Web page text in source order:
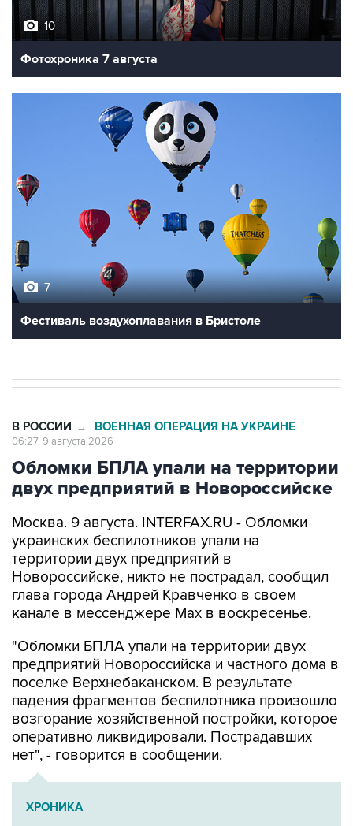
10
Фотохроника 7 августа
7
Фестиваль воздухоплавания в Бристоле
В РОССИИ → ВОЕННАЯ ОПЕРАЦИЯ НА УКРАИНЕ
06:27, 9 августа 2026
Обломки БПЛА упали на территории
двух предприятий в Новороссийске
Москва. 9 августа. INTERFAX.RU - Обломки
украинских беспилотников упали на
территории двух предприятий в
Новороссийске, никто не пострадал, сообщил
глава города Андрей Кравченко в своем
канале в мессенджере Max в воскресенье.
"Обломки БПЛА упали на территории двух
предприятий Новороссийска и частного дома в
поселке Верхнебаканском. В результате
падения фрагментов беспилотника произошло
возгорание хозяйственной постройки, которое
оперативно ликвидировали. Пострадавших
нет", - говорится в сообщении.
ХРОНИКА